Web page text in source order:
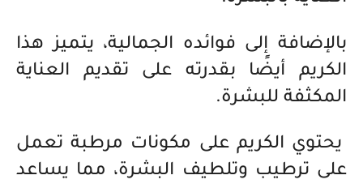
بالإضافة إلى فوائده الجمالية، يتميز هذا
الكريم أيضًا بقدرته على تقديم العناية
المكثفة للبشرة.
يحتوي الكريم على مكونات مرطبة تعمل
على ترطيب وتلطيف البشرة، مما يساعد